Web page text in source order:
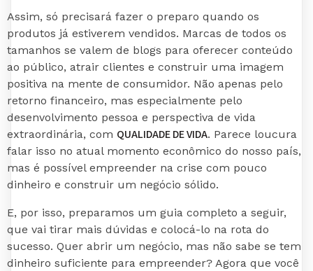
Assim, só precisará fazer o preparo quando os
produtos já estiverem vendidos. Marcas de todos os
tamanhos se valem de blogs para oferecer conteúdo
ao público, atrair clientes e construir uma imagem
positiva na mente de consumidor. Não apenas pelo
retorno financeiro, mas especialmente pelo
desenvolvimento pessoa e perspectiva de vida
extraordinária, com QUALIDADE DE VIDA. Parece loucura
falar isso no atual momento econômico do nosso país,
mas é possível empreender na crise com pouco
dinheiro e construir um negócio sólido.
E, por isso, preparamos um guia completo a seguir,
que vai tirar mais dúvidas e colocá-lo na rota do
sucesso. Quer abrir um negócio, mas não sabe se tem
dinheiro suficiente para empreender? Agora que você